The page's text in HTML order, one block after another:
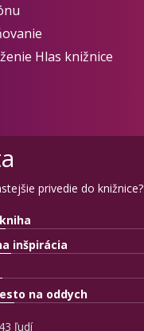
Hlas knižnice
privedie do knižnice?
inšpirácia
na oddych
ľudí